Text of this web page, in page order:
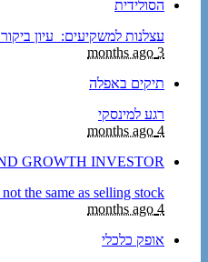
הסולידית
עצלנות למשקיעים: עיון
3 months ago
תיקים באפלה
רגע למינסקי
4 months ago
GROWTH INVESTOR
the same as selling stock
4 months ago
אופק כלכלי